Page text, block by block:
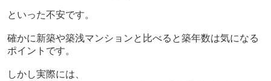
といった不安です。
確かに新築や築浅マンションと比べると築年数は気になる
ポイントです。
しかし実際には、